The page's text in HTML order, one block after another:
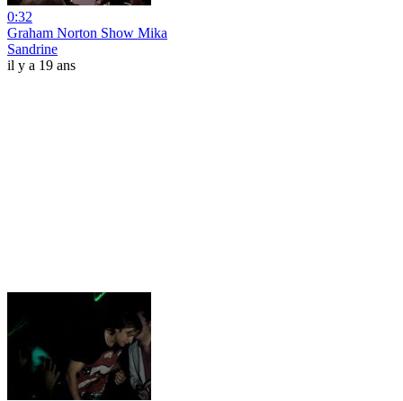
0:32
Graham Norton Show Mika
Sandrine
il y a 19 ans